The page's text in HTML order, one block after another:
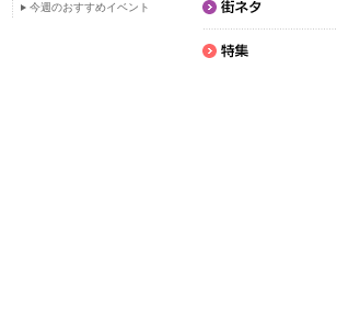
今週のおすすめイベント